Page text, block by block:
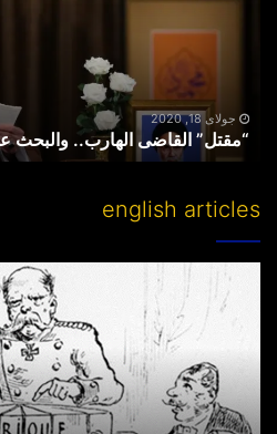
جولای 18, 2020
“مقتل” القاضی الهارب.. والبحث
english articles
others’